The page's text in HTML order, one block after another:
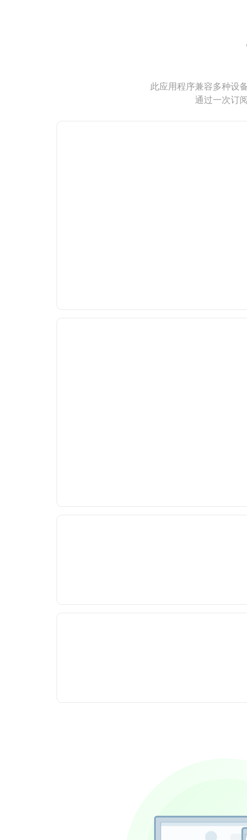
此应用程序兼容多种设
通过一次订